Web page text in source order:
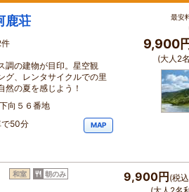
鹿荘
調の建物が目印。星空観
グ、レンタサイクルでの里
然の夏を感じよう！
向５６番地
で50分 MAP
最安
9,900
(大人2
和室 朝のみ 9,900円 (税